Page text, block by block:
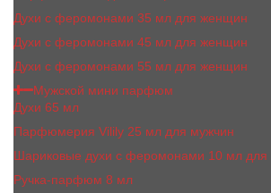
Духи с феромонами 35 мл для женщин
Духи с феромонами 45 мл для женщин
Духи с феромонами 55 мл для женщин
Мужской мини парфюм
Духи 65 мл
Парфюмерия Vilily 25 мл для мужчин
Шариковые духи с феромонами 10 мл для
Ручка-парфюм 8 мл